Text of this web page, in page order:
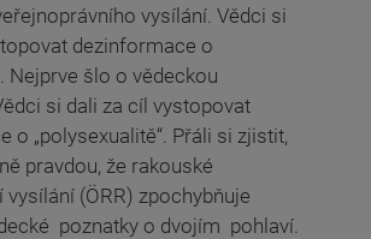
vysílání. Vědci si
dezinformace o
Nejprve šlo o vědeckou
si dali za cíl vystopovat
o „polysexualitě“. Přáli si zjistit,
pravdou, že rakouské
(ÖRR) zpochybňuje
poznatky o dvojím pohlaví.